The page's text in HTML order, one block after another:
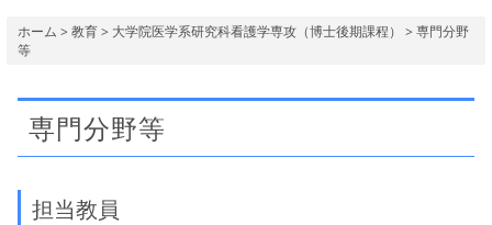
ホーム > 教育> 大学院医学系研究科看護学専攻（博士後期課程） > 専門分野
等
専門分野等
担当教員